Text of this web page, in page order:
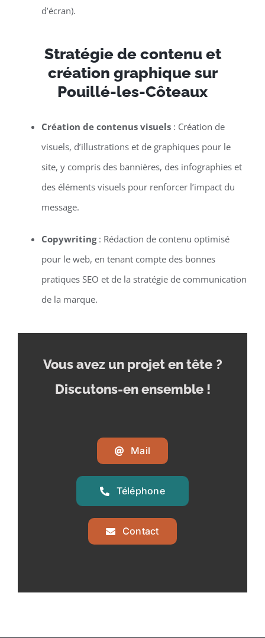
d’écran).
Stratégie de contenu et
création graphique sur
Pouillé-les-Côteaux
Création de contenus visuels: Création de
visuels, d’illustrations et de graphiques pour le
site, y compris des bannières, des infographies et
des éléments visuels pour renforcer l’impact du
message.
Copywriting: Rédaction de contenu optimisé
pour le web, en tenant compte des bonnes
pratiques SEO et de la stratégie de communication
de la marque.
Vous avez un projet en tête ?
Discutons-en ensemble !
Mail
Téléphone
Contact